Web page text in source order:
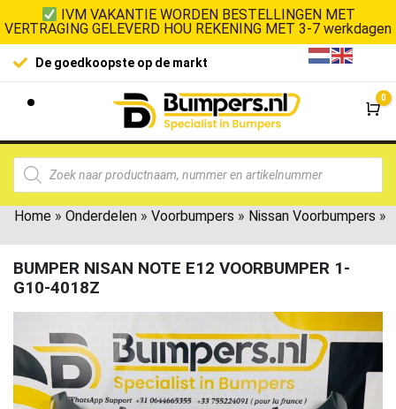
IVM VAKANTIE WORDEN BESTELLINGEN MET
VERTRAGING GELEVERD HOU REKENING MET 3-7 werkdagen
De goedkoopste op de markt
0
Home » Onderdelen » Voorbumpers » Nissan Voorbumpers »
BUMPER NISAN NOTE E12 VOORBUMPER 1-
G10-4018Z